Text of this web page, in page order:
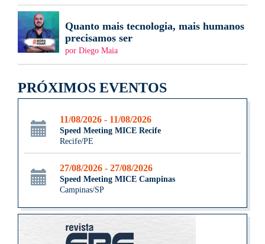
Quanto mais tecnologia, mais humanos
precisamos ser
por Diego Maia
PRÓXIMOS EVENTOS
11/08/2026 - 11/08/2026
Speed Meeting MICE Recife
Recife/PE
27/08/2026 - 27/08/2026
Speed Meeting MICE Campinas
Campinas/SP